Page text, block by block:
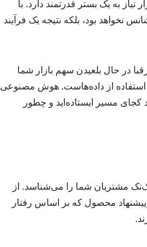
به یک بستر قدرتمند دارد. با
نخواهد بود، بلکه نتیجه یک فرآیند
در حال بلعیدن سهم بازار شما
نحوه استفاده از داده‌هاست. هوش مصنوعی
کجای مسیر ایستاده‌اید و چطور
مشتریان شما را می‌شناسد. از
محصول که بر اساس رفتار